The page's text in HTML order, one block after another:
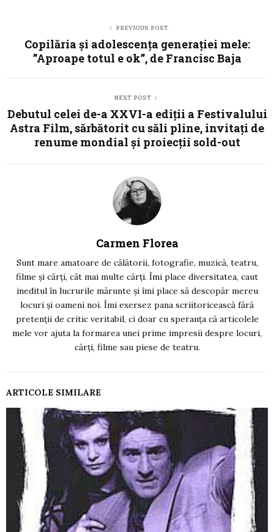
PREVIOUS POST
Copilăria și adolescența generației mele:
”Aproape totul e ok”, de Francisc Baja
NEXT POST
Debutul celei de-a XXVI-a ediții a Festivalului
Astra Film, sărbătorit cu săli pline, invitați de
renume mondial și proiecții sold-out
Carmen Florea
Sunt mare amatoare de călătorii, fotografie, muzică, teatru,
filme și cărți, cât mai multe cărți. Îmi place diversitatea, caut
ineditul în lucrurile mărunte și îmi place să descopăr mereu
locuri și oameni noi. Îmi exersez pana scriitoricească fără
pretenții de critic veritabil, ci doar cu speranța că articolele
mele vor ajuta la formarea unei prime impresii despre locuri,
cărți, filme sau piese de teatru.
ARTICOLE SIMILARE